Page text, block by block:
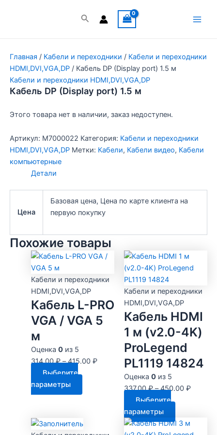
Поиск
Главная / Кабели и переходники / Кабели и переходники
HDMI,DVI,VGA,DP / Кабель DP (Display port) 1.5 м
Кабели и переходники HDMI,DVI,VGA,DP
Кабель DP (Display port) 1.5 м
Этого товара нет в наличии, заказ недоступен.
Артикул: M7000022 Категория: Кабели и переходники
HDMI,DVI,VGA,DP Метки: Кабели, Кабели видео, Кабели
компьютерные
Детали
Цена
Базовая цена, Цена по карте клиента на
первую покупку
Похожие товары
Кабели и переходники
HDMI,DVI,VGA,DP
Кабель L-PRO
VGA / VGA 5
м
Оценка 0из 5
314.00₽–415.00 ₽
Выберите
параметры
товар
Кабели и переходники
HDMI,DVI,VGA,DP
Кабель HDMI
1 м (v2.0-4K)
ProLegend
PL1119 14824
Оценка 0из 5
337.00₽–450.00 ₽
Выберите
параметры
товар